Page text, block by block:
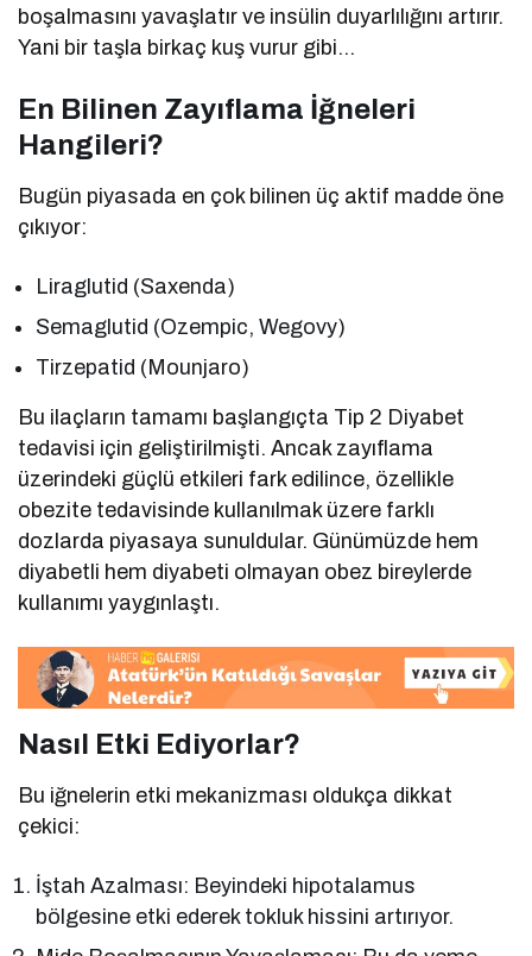
boşalmasını yavaşlatır ve insülin duyarlılığını artırır.
Yani bir taşla birkaç kuş vurur gibi…
En Bilinen Zayıflama İğneleri
Hangileri?
Bugün piyasada en çok bilinen üç aktif madde öne
çıkıyor:
Liraglutid (Saxenda)
Semaglutid (Ozempic, Wegovy)
Tirzepatid (Mounjaro)
Bu ilaçların tamamı başlangıçta Tip 2 Diyabet
tedavisi için geliştirilmişti. Ancak zayıflama
üzerindeki güçlü etkileri fark edilince, özellikle
obezite tedavisinde kullanılmak üzere farklı
dozlarda piyasaya sunuldular. Günümüzde hem
diyabetli hem diyabeti olmayan obez bireylerde
kullanımı yaygınlaştı.
Nasıl Etki Ediyorlar?
Bu iğnelerin etki mekanizması oldukça dikkat
çekici:
İştah Azalması: Beyindeki hipotalamus
bölgesine etki ederek tokluk hissini artırıyor.